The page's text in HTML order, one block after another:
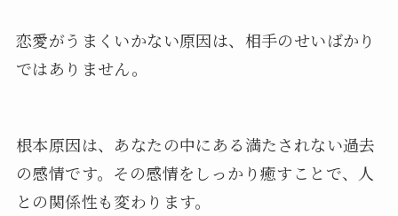
恋愛がうまくいかない原因は、相手のせいばかり
ではありません。
根本原因は、あなたの中にある満たされない過去
の感情です。その感情をしっかり癒すことで、人
との関係性も変わります。